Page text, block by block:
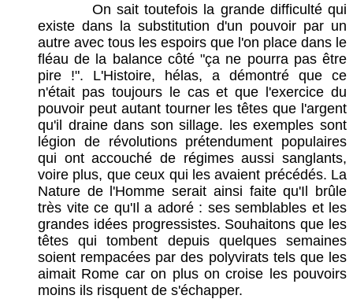
On sait toutefois la grande difficulté qui
existe dans la substitution d'un pouvoir par un
autre avec tous les espoirs que l'on place dans le
fléau de la balance côté "ça ne pourra pas être
pire !". L'Histoire, hélas, a démontré que ce
n'était pas toujours le cas et que l'exercice du
pouvoir peut autant tourner les têtes que l'argent
qu'il draine dans son sillage. les exemples sont
légion de révolutions prétendument populaires
qui ont accouché de régimes aussi sanglants,
voire plus, que ceux qui les avaient précédés. La
Nature de l'Homme serait ainsi faite qu'Il brûle
très vite ce qu'Il a adoré : ses semblables et les
grandes idées progressistes. Souhaitons que les
têtes qui tombent depuis quelques semaines
soient rempacées par des polyvirats tels que les
aimait Rome car on plus on croise les pouvoirs
moins ils risquent de s'échapper.